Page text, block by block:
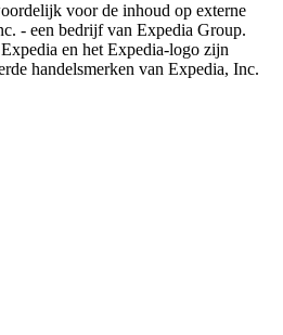
voor de inhoud op externe
- een bedrijf van Expedia Group.
en het Expedia-logo zijn
handelsmerken van Expedia, Inc.